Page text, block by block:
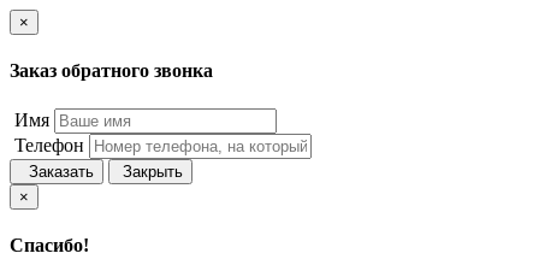
×
Заказ обратного звонка
Имя
Телефон
Заказать
Закрыть
×
Спасибо!